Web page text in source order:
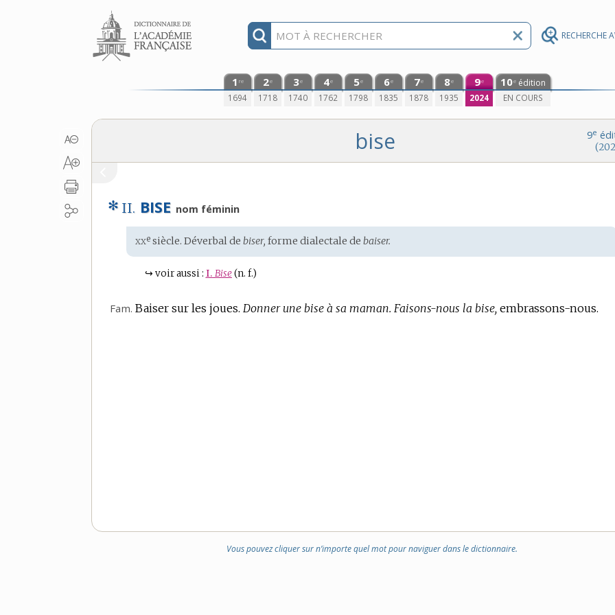
RECHERCHE
Aller au contenu
1 re
1694
2e
1718
3e
1740
4e
1762
5e
1798
6e
1835
7e
1878
8e
1935
9e
2024
10e édition
EN COURS
9e
bise
✻ II. BISE nom féminin
Étymologie
:
xxe siècle. Déverbal debiser, formedialectale debaiser.
↪ voir aussi : I. Bise(n. f.)
Fam. Baiser sur les joues. Donner une bise à sa maman. Faisons-nous la bise, embrassons-nous.
Vous pouvez cliquer sur n’importe quel mot pour naviguer dans le dictionnaire.